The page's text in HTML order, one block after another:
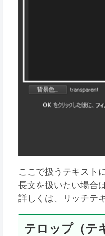
ここで扱うテキスト
長文を扱いたい場合
詳しくは、リッチテ
テロップ（テ